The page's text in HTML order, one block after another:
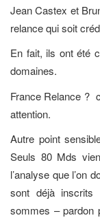
Jean Castex et
relance qui soit
En fait, ils ont été
domaines.
France Relance ?
attention.
Autre point
Seuls 80 Mds
l’analyse que l’on
sont déjà inscrits
sommes – pardon